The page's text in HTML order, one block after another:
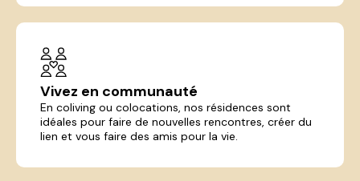
Vivez en communauté
En coliving ou colocations, nos résidences sont
idéales pour faire de nouvelles rencontres, créer du
lien et vous faire des amis pour la vie.